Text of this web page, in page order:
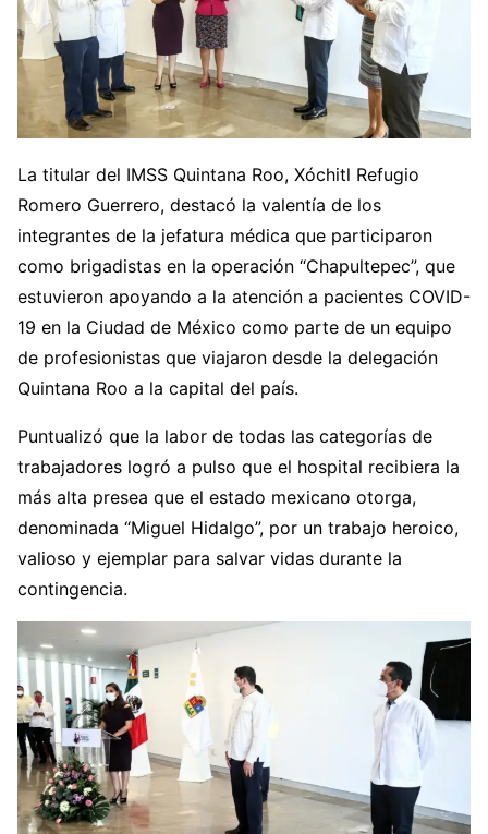
La titular del IMSS Quintana Roo, Xóchitl Refugio
Romero Guerrero, destacó la valentía de los
integrantes de la jefatura médica que participaron
como brigadistas en la operación “Chapultepec”, que
estuvieron apoyando a la atención a pacientes COVID-
19 en la Ciudad de México como parte de un equipo
de profesionistas que viajaron desde la delegación
Quintana Roo a la capital del país.
Puntualizó que la labor de todas las categorías de
trabajadores logró a pulso que el hospital recibiera la
más alta presea que el estado mexicano otorga,
denominada “Miguel Hidalgo”, por un trabajo heroico,
valioso y ejemplar para salvar vidas durante la
contingencia.